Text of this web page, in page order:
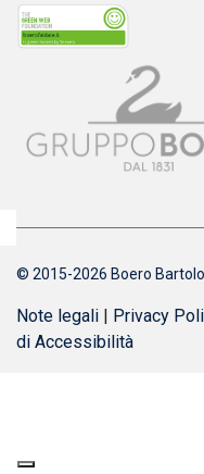
© 2015-2026 Boero
Note legali | Privacy
di Accessibilità